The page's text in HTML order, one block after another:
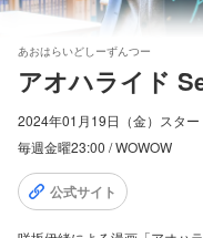
あおはらいどしーずんつー
アオハライド
2024年01月19日（金）スター
毎週金曜23:00 / WOWOW
公式サイト